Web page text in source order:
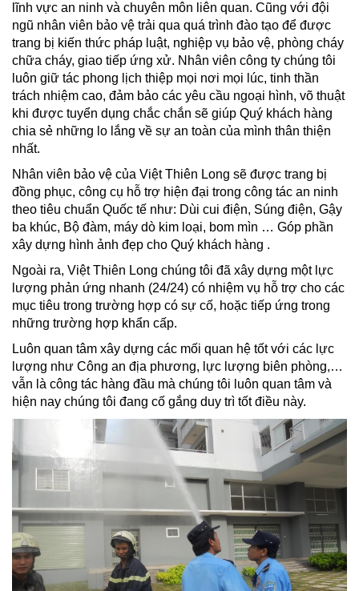
lĩnh vực an ninh và chuyên môn liên quan. Cũng với đội
ngũ nhân viên bảo vệ trải qua quá trình đào tạo để được
trang bị kiến thức pháp luật, nghiệp vụ bảo vệ, phòng cháy
chữa cháy, giao tiếp ứng xử. Nhân viên công ty chúng tôi
luôn giữ tác phong lịch thiệp mọi nơi mọi lúc, tinh thần
trách nhiệm cao, đảm bảo các yêu cầu ngoại hình, võ thuật
khi được tuyển dụng chắc chắn sẽ giúp Quý khách hàng
chia sẻ những lo lắng về sự an toàn của mình thân thiện
nhất.
Nhân viên bảo vệ của Việt Thiên Long sẽ được trang bị
đồng phục, công cụ hỗ trợ hiện đại trong công tác an ninh
theo tiêu chuẩn Quốc tế như: Dùi cui điện, Súng điện, Gậy
ba khúc, Bộ đàm, máy dò kim loại, bom mìn … Góp phần
xây dựng hình ảnh đẹp cho Quý khách hàng .
Ngoài ra, Việt Thiên Long chúng tôi đã xây dựng một lực
lượng phản ứng nhanh (24/24) có nhiệm vụ hỗ trợ cho các
mục tiêu trong trường hợp có sự cố, hoặc tiếp ứng trong
những trường hợp khẩn cấp.
Luôn quan tâm xây dựng các mối quan hệ tốt với các lực
lượng như Công an địa phương, lực lượng biên phòng,…
vẫn là công tác hàng đầu mà chúng tôi luôn quan tâm và
hiện nay chúng tôi đang cố gắng duy trì tốt điều này.